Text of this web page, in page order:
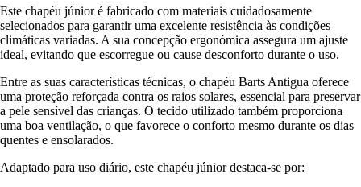
Este chapéu júnior é fabricado com materiais cuidadosamente
selecionados para garantir uma excelente resistência às condições
climáticas variadas. A sua concepção ergonómica assegura um ajuste
ideal, evitando que escorregue ou cause desconforto durante o uso.
Entre as suas características técnicas, o chapéu Barts Antigua oferece
uma proteção reforçada contra os raios solares, essencial para preservar
a pele sensível das crianças. O tecido utilizado também proporciona
uma boa ventilação, o que favorece o conforto mesmo durante os dias
quentes e ensolarados.
Adaptado para uso diário, este chapéu júnior destaca-se por: